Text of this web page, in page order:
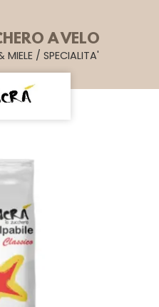
A VELO
MIELE / SPECIALITA'